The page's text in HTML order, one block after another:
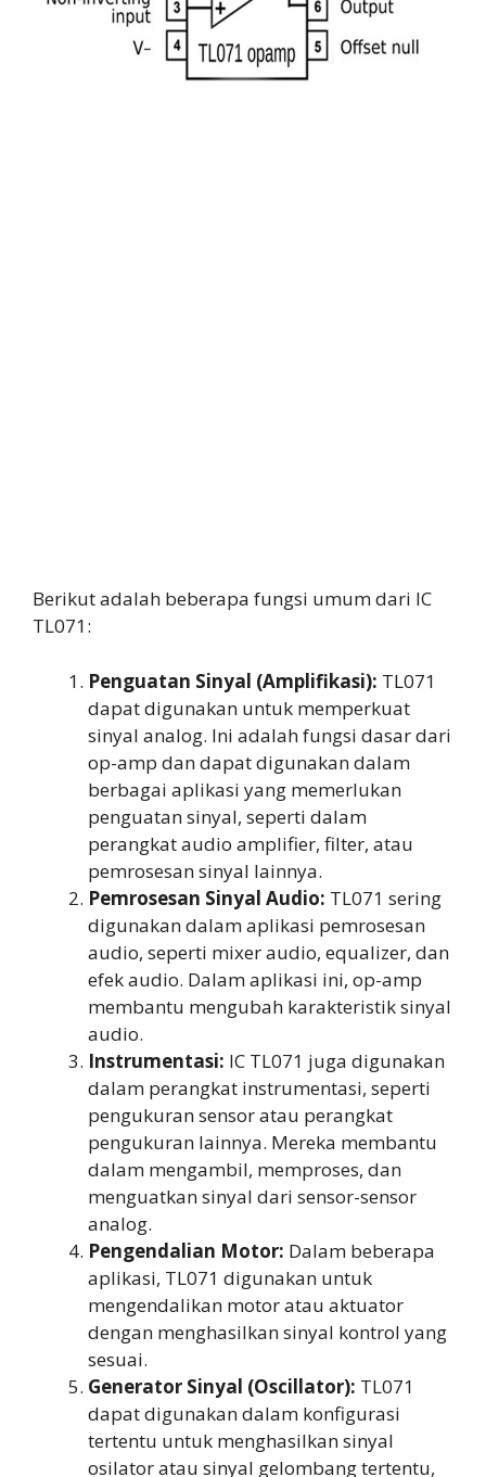
Berikut adalah beberapa fungsi umum dari IC
TL071:
Penguatan Sinyal (Amplifikasi): TL071
dapat digunakan untuk memperkuat
sinyal analog. Ini adalah fungsi dasar dari
op-amp dan dapat digunakan dalam
berbagai aplikasi yang memerlukan
penguatan sinyal, seperti dalam
perangkat audio amplifier, filter, atau
pemrosesan sinyal lainnya.
Pemrosesan Sinyal Audio: TL071 sering
digunakan dalam aplikasi pemrosesan
audio, seperti mixer audio, equalizer, dan
efek audio. Dalam aplikasi ini, op-amp
membantu mengubah karakteristik sinyal
audio.
Instrumentasi: IC TL071 juga digunakan
dalam perangkat instrumentasi, seperti
pengukuran sensor atau perangkat
pengukuran lainnya. Mereka membantu
dalam mengambil, memproses, dan
menguatkan sinyal dari sensor-sensor
analog.
Pengendalian Motor: Dalam beberapa
aplikasi, TL071 digunakan untuk
mengendalikan motor atau aktuator
dengan menghasilkan sinyal kontrol yang
sesuai.
Generator Sinyal (Oscillator): TL071
dapat digunakan dalam konfigurasi
tertentu untuk menghasilkan sinyal
osilator atau sinyal gelombang tertentu,